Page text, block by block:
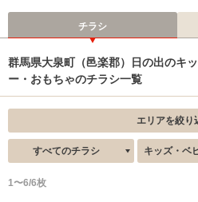
チラシ
群馬県大泉町（邑楽郡）日の出のキ
ー・おもちゃのチラシ一覧
エリアを絞り
すべてのチラシ キッズ・ベ
1〜6/6枚